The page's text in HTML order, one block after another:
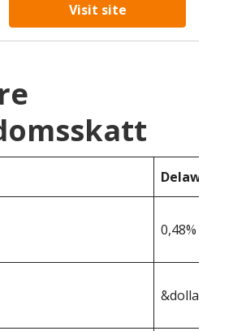
Visit site
Delaware
0,48%
&dollar;367 443